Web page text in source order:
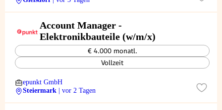
Account Manager -
Elektronikbauteile (w/m/x)
€ 4.000 monatl.
Vollzeit
epunkt GmbH
Steiermark
| vor 2 Tagen